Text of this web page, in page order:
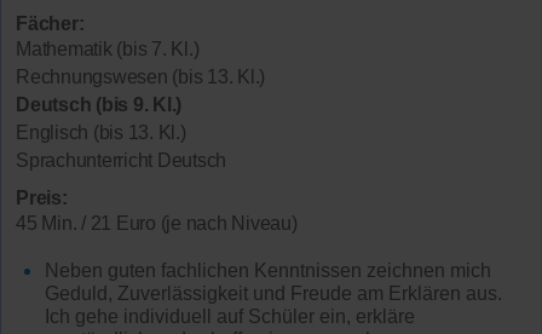
Fächer:
Mathematik (bis 7. Kl.)
Rechnungswesen (bis 13. Kl.)
Deutsch (bis 9. Kl.)
Englisch (bis 13. Kl.)
Sprachunterricht Deutsch
Preis:
45 Min. / 21 Euro (je nach Niveau)
Neben guten fachlichen Kenntnissen zeichnen mich
Geduld, Zuverlässigkeit und Freude am Erklären aus.
Ich gehe individuell auf Schüler ein, erkläre